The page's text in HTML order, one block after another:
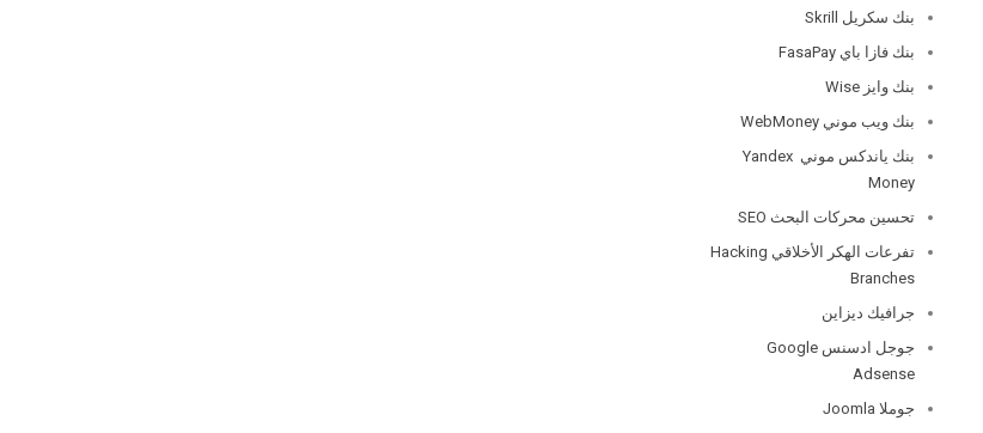
بنك سكريل Skrill
بنك فازا باي FasaPay
بنك وايز Wise
بنك ويب موني WebMoney
بنك ياندكس موني Yandex
Money
تحسين محركات البحث SEO
تفرعات الهكر الأخلاقي Hacking
Branches
جرافيك ديزاين
جوجل ادسنس Google
Adsense
جوملا Joomla